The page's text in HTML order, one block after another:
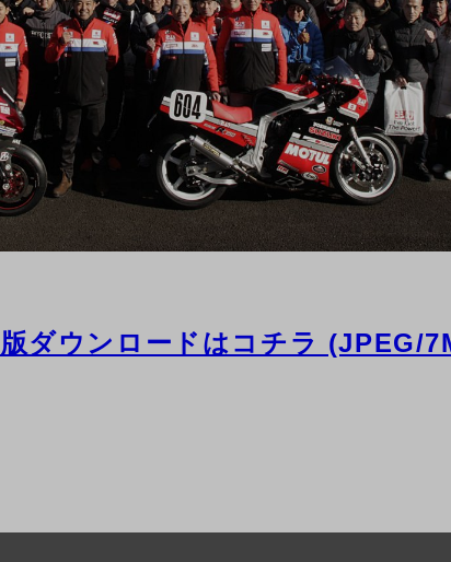
ダウンロードはコチラ (JPEG/